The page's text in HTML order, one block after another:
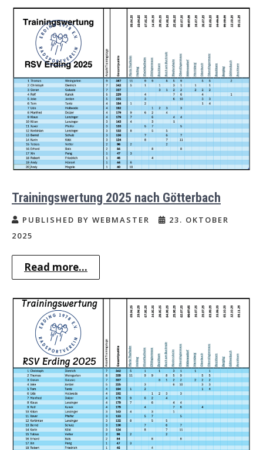
Trainingswertung 2025 nach Götterbach
PUBLISHED BY WEBMASTER
23. OKTOBER
2025
Read more...